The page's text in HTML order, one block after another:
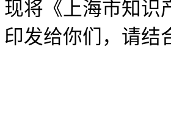
《上海市知识
印发给你们，请结